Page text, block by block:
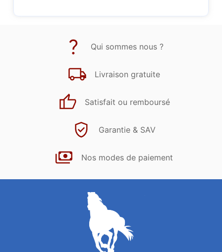
Qui sommes nous ?
Livraison gratuite
Satisfait ou remboursé
Garantie & SAV
Nos modes de paiement